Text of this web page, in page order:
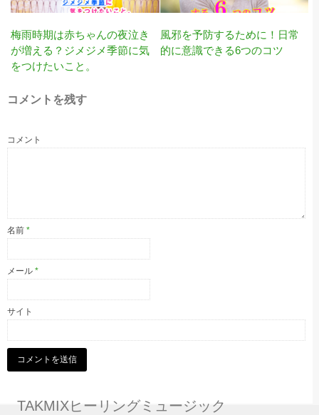
梅雨時期は赤ちゃんの夜泣き
が増える？ジメジメ季節に気
をつけたいこと。
風邪を予防するために！日常
的に意識できる6つのコツ
コメントを残す
コメント
名前 *
メール *
サイト
TAKMIXヒーリングミュージック